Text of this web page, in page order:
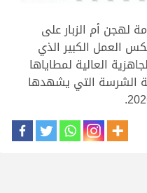
لهجن أم الزبار على
العمل الكبير الذي
العالية لمطاياها
الشرسة التي يشهدها